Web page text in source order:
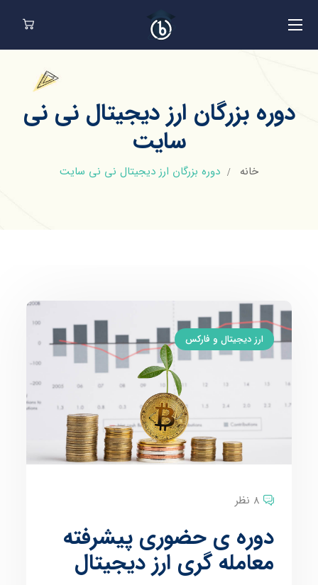
دوره بزرگان ارز دیجیتال نی نی
سایت
خانه دوره بزرگان ارز دیجیتال نی نی سایت
ارز دیجیتال و فارکس
8 نظر
دوره ی حضوری پیشرفته
معامله گری ارز دیجیتال